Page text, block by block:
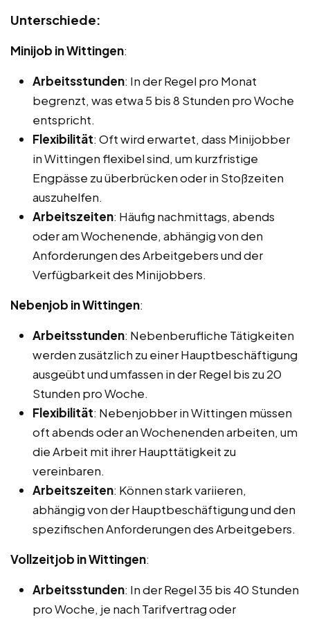
Unterschiede:
Minijob in Wittingen:
Arbeitsstunden: In der Regel pro Monat
begrenzt, was etwa 5 bis 8 Stunden pro Woche
entspricht.
Flexibilität: Oft wird erwartet, dass Minijobber
in Wittingen flexibel sind, um kurzfristige
Engpässe zu überbrücken oder in Stoßzeiten
auszuhelfen.
Arbeitszeiten: Häufig nachmittags, abends
oder am Wochenende, abhängig von den
Anforderungen des Arbeitgebers und der
Verfügbarkeit des Minijobbers.
Nebenjob in Wittingen:
Arbeitsstunden: Nebenberufliche Tätigkeiten
werden zusätzlich zu einer Hauptbeschäftigung
ausgeübt und umfassen in der Regel bis zu 20
Stunden pro Woche.
Flexibilität: Nebenjobber in Wittingen müssen
oft abends oder an Wochenenden arbeiten, um
die Arbeit mit ihrer Haupttätigkeit zu
vereinbaren.
Arbeitszeiten: Können stark variieren,
abhängig von der Hauptbeschäftigung und den
spezifischen Anforderungen des Arbeitgebers.
Vollzeitjob in Wittingen:
Arbeitsstunden: In der Regel 35 bis 40 Stunden
pro Woche, je nach Tarifvertrag oder